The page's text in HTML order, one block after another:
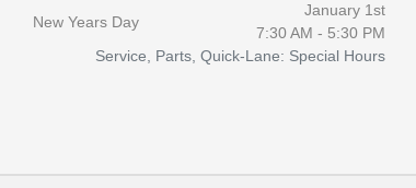
New Years Day
January 1st
7:30 AM - 5:30 PM
Service, Parts, Quick-Lane: Special Hours